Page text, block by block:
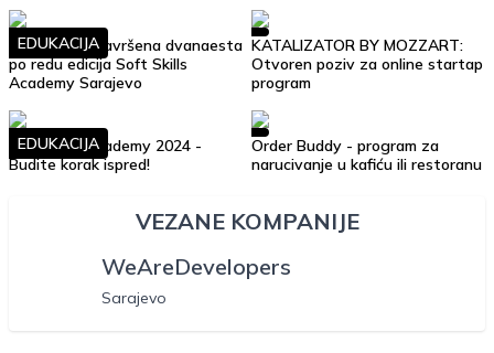
Uspješno je završena dvanaesta
po redu edicija Soft Skills
Academy Sarajevo
EDUKACIJA
KATALIZATOR BY MOZZART:
Otvoren poziv za online startap
program
Soft Skills Academy 2024 -
Budite korak ispred!
EDUKACIJA
Order Buddy - program za
narucivanje u kafiću ili restoranu
VEZANE KOMPANIJE
WeAreDevelopers
Sarajevo